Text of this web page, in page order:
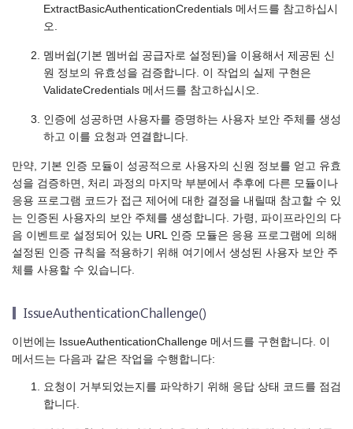
ExtractBasicAuthenticationCredentials 메서드를 참고하십시
오.
멤버쉽(기본 멤버쉽 공급자로 설정된)을 이용해서 제공된 신
원 정보의 유효성을 검증합니다. 이 작업의 실제 구현은
ValidateCredentials 메서드를 참고하십시오.
인증에 성공하면 사용자를 증명하는 사용자 보안 주체를 생성
하고 이를 요청과 연결합니다.
만약, 기본 인증 모듈이 성공적으로 사용자의 신원 정보를 얻고 유효
성을 검증하면, 처리 과정의 마지막 부분에서 추후에 다른 모듈이나
응용 프로그램 코드가 접근 제어에 대한 결정을 내릴때 참고할 수 있
는 인증된 사용자의 보안 주체를 생성합니다. 가령, 파이프라인의 다
음 이벤트로 설정되어 있는 URL 인증 모듈은 응용 프로그램에 의해
설정된 인증 규칙을 적용하기 위해 여기에서 생성된 사용자 보안 주
체를 사용할 수 있습니다.
IssueAuthenticationChallenge()
이번에는 IssueAuthenticationChallenge 메서드를 구현합니다. 이
메서드는 다음과 같은 작업을 수행합니다:
요청이 거부되었는지를 파악하기 위해 응답 상태 코드를 점검
합니다.